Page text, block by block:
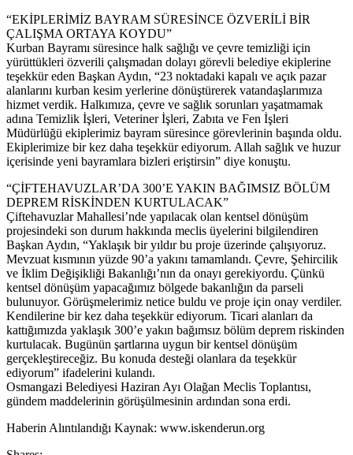
“EKİPLERİMİZ BAYRAM SÜRESİNCE ÖZVERİLİ BİR
ÇALIŞMA ORTAYA KOYDU”
Kurban Bayramı süresince halk sağlığı ve çevre temizliği için
yürüttükleri özverili çalışmadan dolayı görevli belediye ekiplerine
teşekkür eden Başkan Aydın, “23 noktadaki kapalı ve açık pazar
alanlarını kurban kesim yerlerine dönüştürerek vatandaşlarımıza
hizmet verdik. Halkımıza, çevre ve sağlık sorunları yaşatmamak
adına Temizlik İşleri, Veteriner İşleri, Zabıta ve Fen İşleri
Müdürlüğü ekiplerimiz bayram süresince görevlerinin başında oldu.
Ekiplerimize bir kez daha teşekkür ediyorum. Allah sağlık ve huzur
içerisinde yeni bayramlara bizleri eriştirsin” diye konuştu.
“ÇİFTEHAVUZLAR’DA 300’E YAKIN BAĞIMSIZ BÖLÜM
DEPREM RİSKİNDEN KURTULACAK”
Çiftehavuzlar Mahallesi’nde yapılacak olan kentsel dönüşüm
projesindeki son durum hakkında meclis üyelerini bilgilendiren
Başkan Aydın, “Yaklaşık bir yıldır bu proje üzerinde çalışıyoruz.
Mevzuat kısmının yüzde 90’a yakını tamamlandı. Çevre, Şehircilik
ve İklim Değişikliği Bakanlığı’nın da onayı gerekiyordu. Çünkü
kentsel dönüşüm yapacağımız bölgede bakanlığın da parseli
bulunuyor. Görüşmelerimiz netice buldu ve proje için onay verdiler.
Kendilerine bir kez daha teşekkür ediyorum. Ticari alanları da
kattığımızda yaklaşık 300’e yakın bağımsız bölüm deprem riskinden
kurtulacak. Bugünün şartlarına uygun bir kentsel dönüşüm
gerçekleştireceğiz. Bu konuda desteği olanlara da teşekkür
ediyorum” ifadelerini kulandı.
Osmangazi Belediyesi Haziran Ayı Olağan Meclis Toplantısı,
gündem maddelerinin görüşülmesinin ardından sona erdi.
​Haberin Alıntılandığı Kaynak: www.iskenderun.org